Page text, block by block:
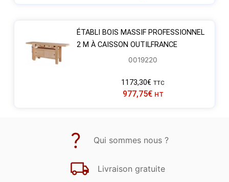
ÉTABLI BOIS MASSIF PROFESSIONNEL
2 M À CAISSON OUTILFRANCE
0019220
1173,30€ TTC
977,75€ HT
Qui sommes nous ?
Livraison gratuite